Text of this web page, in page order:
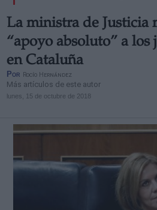
La ministra de Justicia
“apoyo absoluto” a los
en Cataluña
Por Rocío Hernández
Más artículos de este autor
lunes, 15 de octubre de 2018
Derechos:
link